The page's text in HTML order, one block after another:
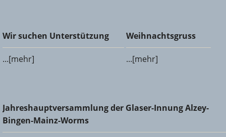
Wir suchen Unterstützung
Wir suchen Unterstützung
...[mehr]
Weihnachtsgruss
Weihnachtsgruss
...[mehr]
Jahreshauptversammlung der Glaser-Innung Alzey-Bingen-
Mainz-Worms
Jahreshauptversammlung der Glaser-Innung Alzey-
Bingen-Mainz-Worms